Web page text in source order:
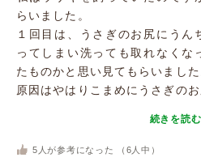
らいました。
１回目は、うさぎのお尻にうん
ってしまい洗っても取れなくな
たものかと思い見てもらいました
原因はやはりこまめにうさぎのお
続きを読む
5 人が参考になった （ 6 人中）